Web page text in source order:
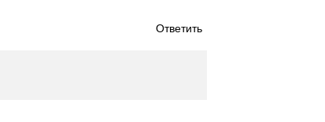
Ответить